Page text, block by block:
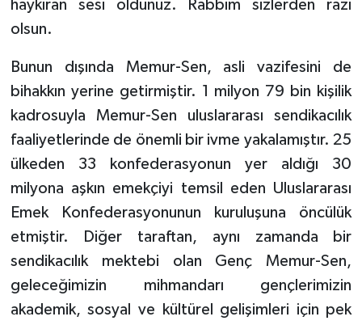
haykıran sesi oldunuz. Rabbim sizlerden razı
olsun.
Bunun dışında Memur-Sen, asli vazifesini de
bihakkın yerine getirmiştir. 1 milyon 79 bin kişilik
kadrosuyla Memur-Sen uluslararası sendikacılık
faaliyetlerinde de önemli bir ivme yakalamıştır. 25
ülkeden 33 konfederasyonun yer aldığı 30
milyona aşkın emekçiyi temsil eden Uluslararası
Emek Konfederasyonunun kuruluşuna öncülük
etmiştir. Diğer taraftan, aynı zamanda bir
sendikacılık mektebi olan Genç Memur-Sen,
geleceğimizin mihmandarı gençlerimizin
akademik, sosyal ve kültürel gelişimleri için pek